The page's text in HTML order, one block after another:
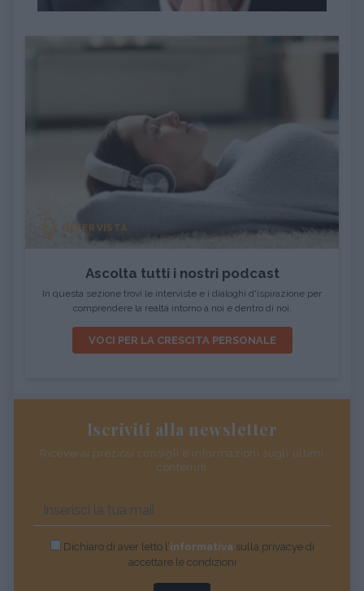
INTERVISTA
Ascolta tutti i nostri podcast
In questa sezione trovi le interviste e i dialoghi d'ispirazione per
comprendere la realtà intorno a noi e dentro di noi.
VOCI PER LA CRESCITA PERSONALE
Iscriviti alla newsletter
Riceverai preziosi consigli e informazioni sugli ultimi
contenuti
Dichiaro di aver letto l’informativasulla privacye di
accettare le condizioni